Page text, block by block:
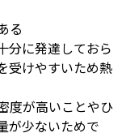
る
分に発達しておら
受けやすいため熱
度が高いことやひ
が少ないためで